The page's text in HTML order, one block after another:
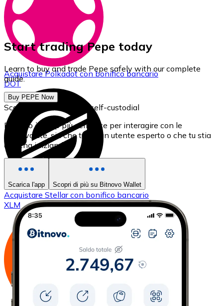
AcquistarePolkadotcon bonifico bancario
DOT
Acquistare Stellarcon bonifico bancario
XLM
Start trading Pepe today
Learn to buy and trade Pepe safely with our complete
guide.
Buy PEPE Now
Scarica il nostro Wallet self-custodial
Bitnovo è l'app più semplice per interagire con le
criptovalute, sia che tu sia un utente esperto o che tu stia
appena iniziando.
Scarica l'app Scopri di più su Bitnovo Wallet